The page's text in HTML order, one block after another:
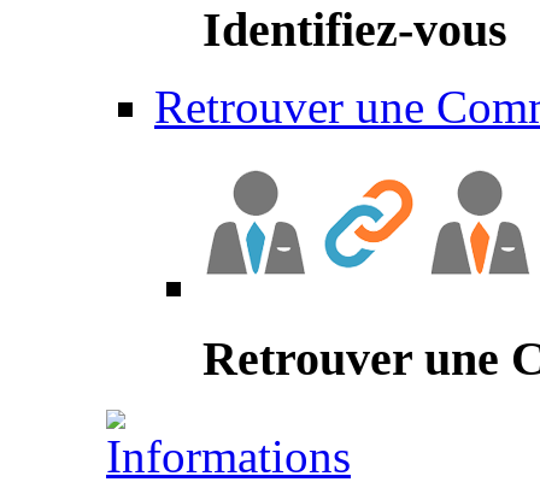
Identifiez-vous
Retrouver une
Retrouver une